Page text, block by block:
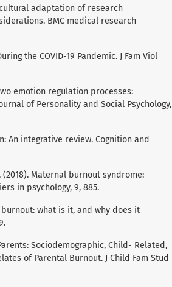
cultural adaptation of research
BMC medical research
the COVID-19 Pandemic. J Fam Viol
emotion regulation processes:
of Personality and Social Psychology,
An integrative review. Cognition and
(2018). Maternal burnout syndrome:
in psychology, 9, 885.
burnout: what is it, and why does it
Sociodemographic, Child- Related,
of Parental Burnout. J Child Fam Stud